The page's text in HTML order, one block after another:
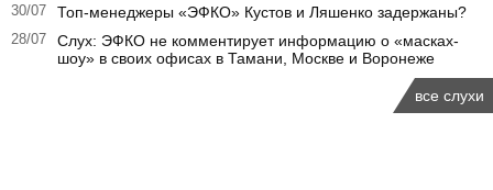
30/07 Топ-менеджеры «ЭФКО» Кустов и Ляшенко задержаны?
28/07
Слух: ЭФКО не комментирует информацию о «масках-
шоу» в своих офисах в Тамани, Москве и Воронеже
все слухи